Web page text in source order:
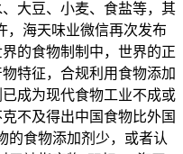
大豆、小麦、食盐等，其
，海天味业微信再次发布
的食物制制中，世界的正
特征，合规利用食物添加
成为现代食物工业不成或
不及得出中国食物比外国
的食物添加剂少，或者认